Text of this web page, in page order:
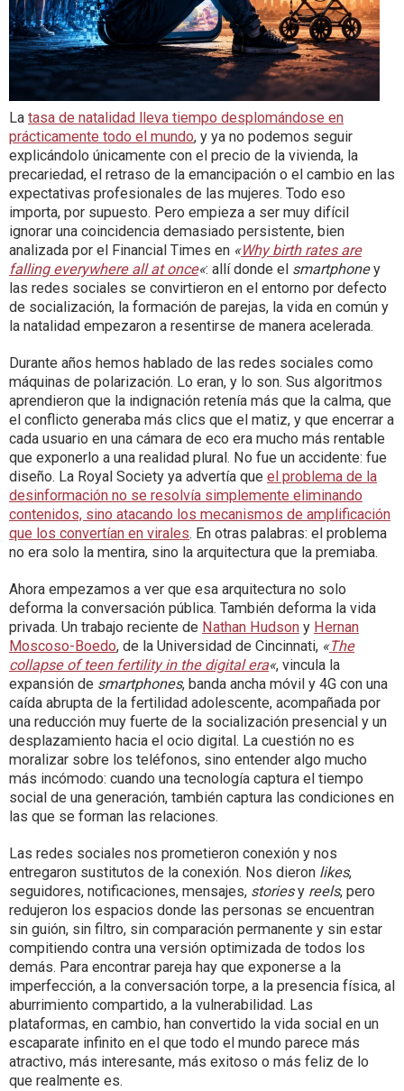
La tasa de natalidad lleva tiempo desplomándose en
prácticamente todo el mundo, y ya no podemos seguir
explicándolo únicamente con el precio de la vivienda, la
precariedad, el retraso de la emancipación o el cambio en las
expectativas profesionales de las mujeres. Todo eso
importa, por supuesto. Pero empieza a ser muy difícil
ignorar una coincidencia demasiado persistente, bien
analizada por el Financial Times en «Why birth rates are
falling everywhere all at once«: allí donde el smartphoney
las redes sociales se convirtieron en el entorno por defecto
de socialización, la formación de parejas, la vida en común y
la natalidad empezaron a resentirse de manera acelerada.
Durante años hemos hablado de las redes sociales como
máquinas de polarización. Lo eran, y lo son. Sus algoritmos
aprendieron que la indignación retenía más que la calma, que
el conflicto generaba más clics que el matiz, y que encerrar a
cada usuario en una cámara de eco era mucho más rentable
que exponerlo a una realidad plural. No fue un accidente: fue
diseño. La Royal Society ya advertía que el problema de la
desinformación no se resolvía simplemente eliminando
contenidos, sino atacando los mecanismos de amplificación
que los convertían en virales. En otras palabras: el problema
no era solo la mentira, sino la arquitectura que la premiaba.
Ahora empezamos a ver que esa arquitectura no solo
deforma la conversación pública. También deforma la vida
privada. Un trabajo reciente de Nathan Hudson y Hernan
Moscoso-Boedo, de la Universidad de Cincinnati, «The
collapse of teen fertility in the digital era«, vincula la
expansión de smartphones, banda ancha móvil y 4G con una
caída abrupta de la fertilidad adolescente, acompañada por
una reducción muy fuerte de la socialización presencial y un
desplazamiento hacia el ocio digital. La cuestión no es
moralizar sobre los teléfonos, sino entender algo mucho
más incómodo: cuando una tecnología captura el tiempo
social de una generación, también captura las condiciones en
las que se forman las relaciones.
Las redes sociales nos prometieron conexión y nos
entregaron sustitutos de la conexión. Nos dieron likes,
seguidores, notificaciones, mensajes, storiesy reels, pero
redujeron los espacios donde las personas se encuentran
sin guión, sin filtro, sin comparación permanente y sin estar
compitiendo contra una versión optimizada de todos los
demás. Para encontrar pareja hay que exponerse a la
imperfección, a la conversación torpe, a la presencia física, al
aburrimiento compartido, a la vulnerabilidad. Las
plataformas, en cambio, han convertido la vida social en un
escaparate infinito en el que todo el mundo parece más
atractivo, más interesante, más exitoso o más feliz de lo
que realmente es.